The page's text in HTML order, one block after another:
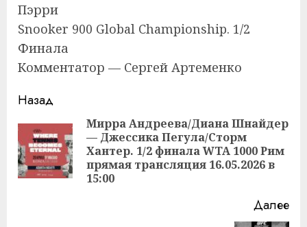
Пэрри
Snooker 900 Global Championship. 1/2
Финала
Комментатор — Сергей Артеменко
Продолжить
чтение
Назад
Мирра Андреева/Диана Шнайдер
— Джессика Пегула/Сторм
Хантер. 1/2 финала WTA 1000 Рим
прямая трансляция 16.05.2026 в
15:00
Далее